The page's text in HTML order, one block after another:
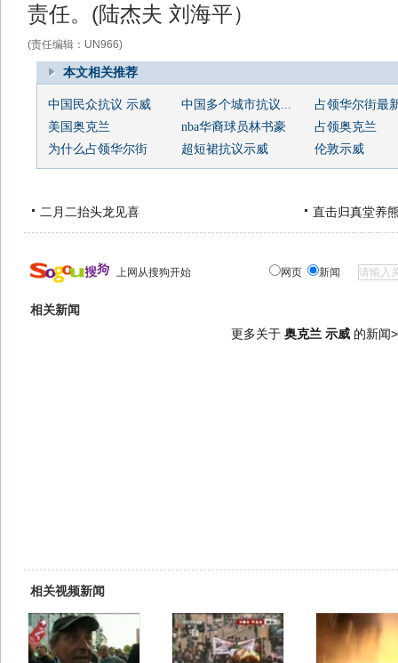
责任。(陆杰夫 刘海平）
(责任编辑：UN966)
本文相关推荐
中国民众抗议 示威 中国多个城市抗议...
占领华尔街最
美国奥克兰
nba华裔球员林书豪
占领奥克兰
为什么占领华尔街
超短裙抗议示威 伦敦示威
二月二抬头龙见喜 直击归真堂养
上网从搜狗开始 网页 新闻
相关新闻
更多关于 奥克兰 示威的新闻
相关视频新闻